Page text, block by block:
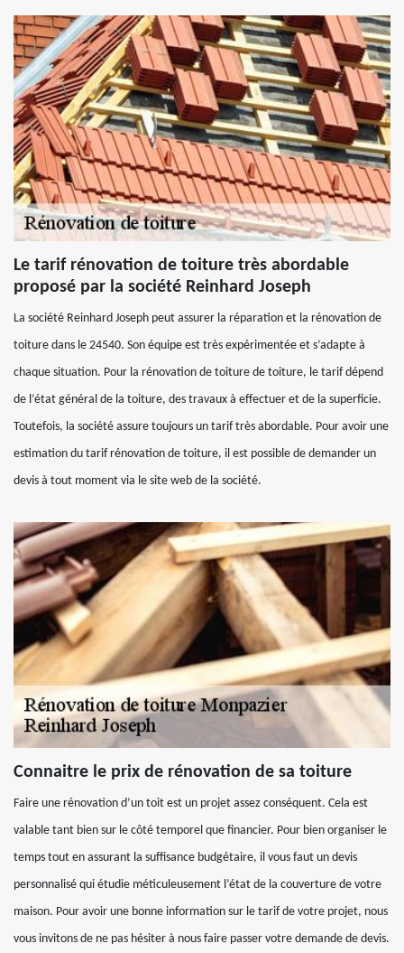
Le tarif rénovation de toiture très abordable
proposé par la société Reinhard Joseph
La société Reinhard Joseph peut assurer la réparation et la rénovation de
toiture dans le 24540. Son équipe est très expérimentée et s’adapte à
chaque situation. Pour la rénovation de toiture de toiture, le tarif dépend
de l’état général de la toiture, des travaux à effectuer et de la superficie.
Toutefois, la société assure toujours un tarif très abordable. Pour avoir une
estimation du tarif rénovation de toiture, il est possible de demander un
devis à tout moment via le site web de la société.
Connaitre le prix de rénovation de sa toiture
Faire une rénovation d’un toit est un projet assez conséquent. Cela est
valable tant bien sur le côté temporel que financier. Pour bien organiser le
temps tout en assurant la suffisance budgétaire, il vous faut un devis
personnalisé qui étudie méticuleusement l’état de la couverture de votre
maison. Pour avoir une bonne information sur le tarif de votre projet, nous
vous invitons de ne pas hésiter à nous faire passer votre demande de devis.